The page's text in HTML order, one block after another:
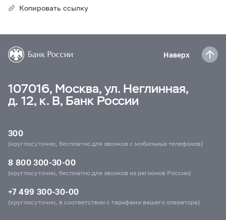
Копировать ссылку
Наверх
107016, Москва, ул. Неглинная,
д. 12, к. В, Банк России
300
(круглосуточно, бесплатно для звонков с мобильных телефонов)
8 800 300-30-00
(круглосуточно, бесплатно для звонков из регионов России)
+7 499 300-30-00
(круглосуточно, в соответствии с тарифами вашего оператора)